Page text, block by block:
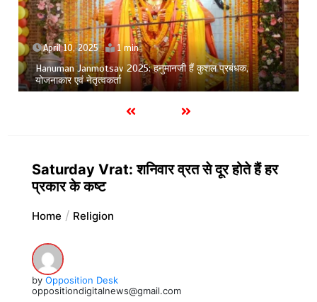
April 10, 2025 1 min
Hanuman Janmotsav 2025: हनुमानजी हैं कुशल प्रबंधक,
योजनाकार एवं नेतृत्वकर्ता
Saturday Vrat: शनिवार व्रत से दूर होते हैं हर
प्रकार के कष्ट
Home Religion
by Opposition Desk
oppositiondigitalnews@gmail.com